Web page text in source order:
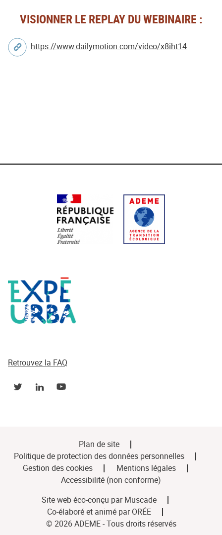
VISIONNER LE REPLAY DU WEBINAIRE :
https://www.dailymotion.com/video/x8iht14
Retrouvez la FAQ
Plan de site
Politique de protection des données personnelles
Gestion des cookies
Mentions légales
Accessibilité (non conforme)
Site web éco-conçu par Muscade
Co-élaboré et animé par ORÉE
© 2026 ADEME - Tous droits réservés